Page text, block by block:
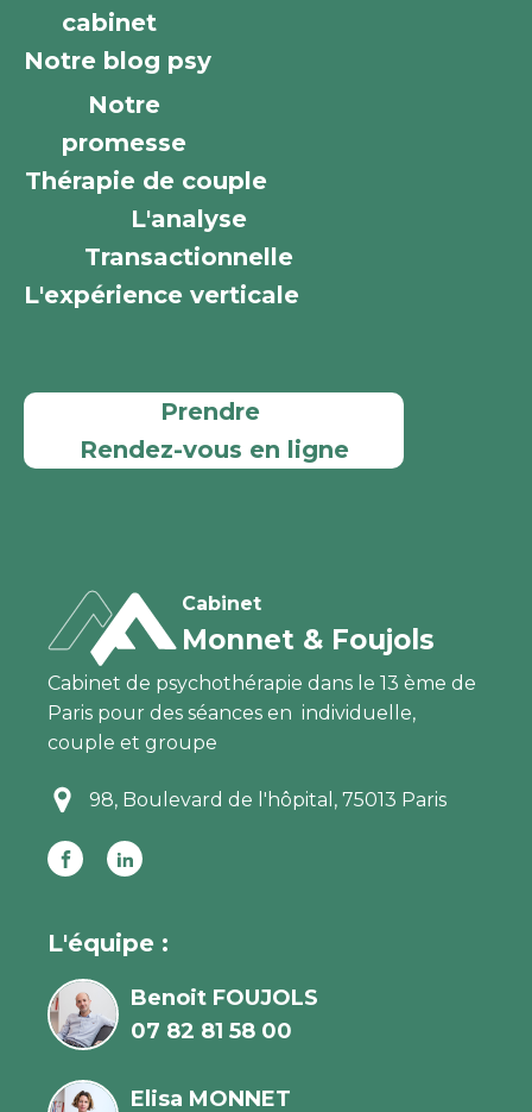
cabinet
Notre blog psy
Notre
promesse
Thérapie de couple
L'analyse
Transactionnelle
L'expérience verticale
Prendre
Rendez-vous en ligne
Cabinet
Monnet & Foujols
Cabinet de psychothérapie dans le 13 ème de
Paris pour des séances en individuelle,
couple et groupe
98, Boulevard de l'hôpital, 75013 Paris
L'équipe :
Benoit FOUJOLS
07 82 81 58 00
Elisa MONNET